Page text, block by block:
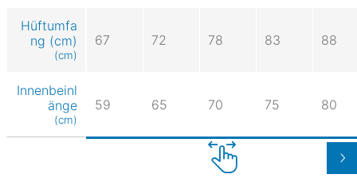
Hüftumfa
ng (cm)
(cm)
67 72 78 83 88
Innenbeinl
änge
(cm)
59 65 70 75 80